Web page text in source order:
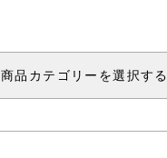
商品カテゴリーを選択する